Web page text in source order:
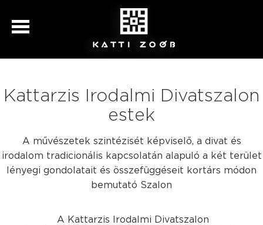
Kattarzis Irodalmi Divatszalon
estek
A művészetek szintézisét képviselő, a divat és
irodalom tradicionális kapcsolatán alapuló a két terület
lényegi gondolatait és összefüggéseit kortárs módon
bemutató Szalon
A Kattarzis Irodalmi Divatszalon